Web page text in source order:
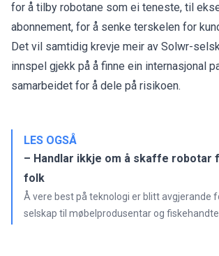
for å tilby robotane som ei teneste, til
abonnement, for å senke terskelen for
Det vil samtidig krevje meir av Solwr-
innspel gjekk på å finne ein internasjonal
samarbeidet for å dele på risikoen.
LES OGSÅ
– Handlar ikkje om å skaffe robotar
folk
Å vere best på teknologi er blitt avgjerande
selskap til møbelprodusentar og